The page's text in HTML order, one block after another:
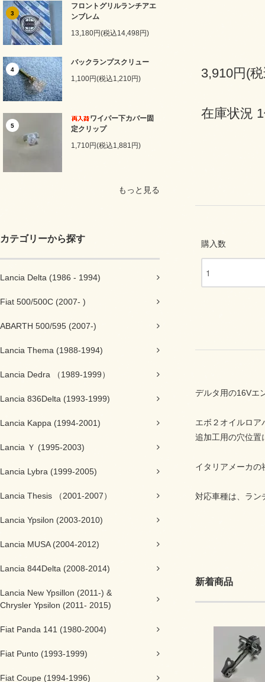
3
フロントグリルランチアエ
ンブレム
13,180円(税込14,498円)
4
バックランプスクリュー
1,100円(税込1,210円)
5
ワイパー下カバー固
定クリップ
1,710円(税込1,881円)
もっと見る
カテゴリーから探す
Lancia Delta (1986 - 1994)
Fiat 500/500C (2007- )
ABARTH 500/595 (2007-)
Lancia Thema (1988-1994)
Lancia Dedra （1989-1999）
Lancia 836Delta (1993-1999)
Lancia Kappa (1994-2001)
Lancia Ｙ (1995-2003)
Lancia Lybra (1999-2005)
Lancia Thesis （2001-2007）
Lancia Ypsilon (2003-2010)
Lancia MUSA (2004-2012)
Lancia 844Delta (2008-2014)
Lancia New Ypsillon (2011-) &
Chrysler Ypsilon (2011- 2015)
Fiat Panda 141 (1980-2004)
Fiat Punto (1993-1999)
Fiat Coupe (1994-1996)
3,910円(
在庫状況
購入数
デルタ用の16Vエ
エボ２オイルロア
追加工用の穴位置
イタリアメーカの
対応車種は、ラン
新着商品